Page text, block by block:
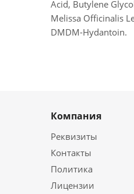
Acid, Butylene
Melissa Officinalis
DMDM-Hydantoin.
Компания
Реквизиты
Контакты
Политика
Лицензии